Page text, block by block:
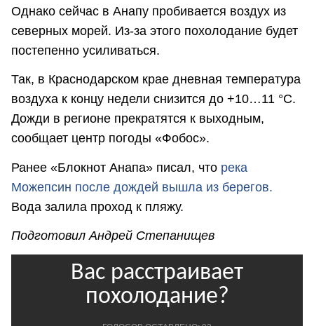
Однако сейчас в Анапу пробивается воздух из
северных морей. Из-за этого похолодание будет
постепенно усиливаться.
Так, в Краснодарском крае дневная температура
воздуха к концу недели снизится до +10…11 °С.
Дожди в регионе прекратятся к выходным,
сообщает центр погоды «Фобос».
Ранее «Блокнот Анапа» писал, что река
Можепсин после дождей вышла из берегов.
Вода залила проход к пляжу.
Подготовил Андрей Степанищев